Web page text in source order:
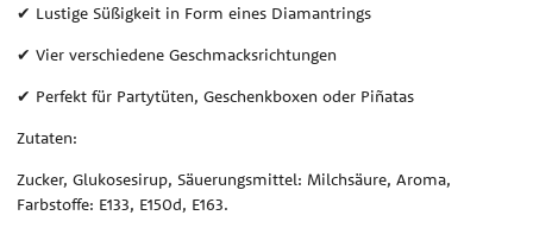
✔ Lustige Süßigkeit in Form eines Diamantrings
✔ Vier verschiedene Geschmacksrichtungen
✔ Perfekt für Partytüten, Geschenkboxen oder Piñatas
Zutaten:
Zucker, Glukosesirup, Säuerungsmittel: Milchsäure, Aroma,
Farbstoffe: E133, E150d, E163.